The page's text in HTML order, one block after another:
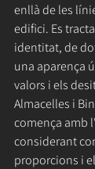
enllà de les
edifici. Es
identitat, de
una aparença
valors i els
Almacelles i
comença amb
considerant
proporcions i